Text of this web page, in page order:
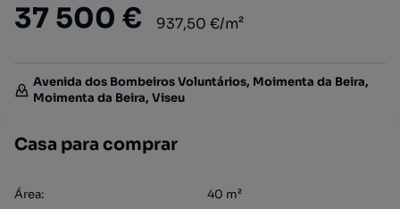
37 500 € 937,50 €/m²
Avenida dos Bombeiros Voluntários, Moimenta da Beira,
Moimenta da Beira, Viseu
Casa para comprar
Área: 40 m²